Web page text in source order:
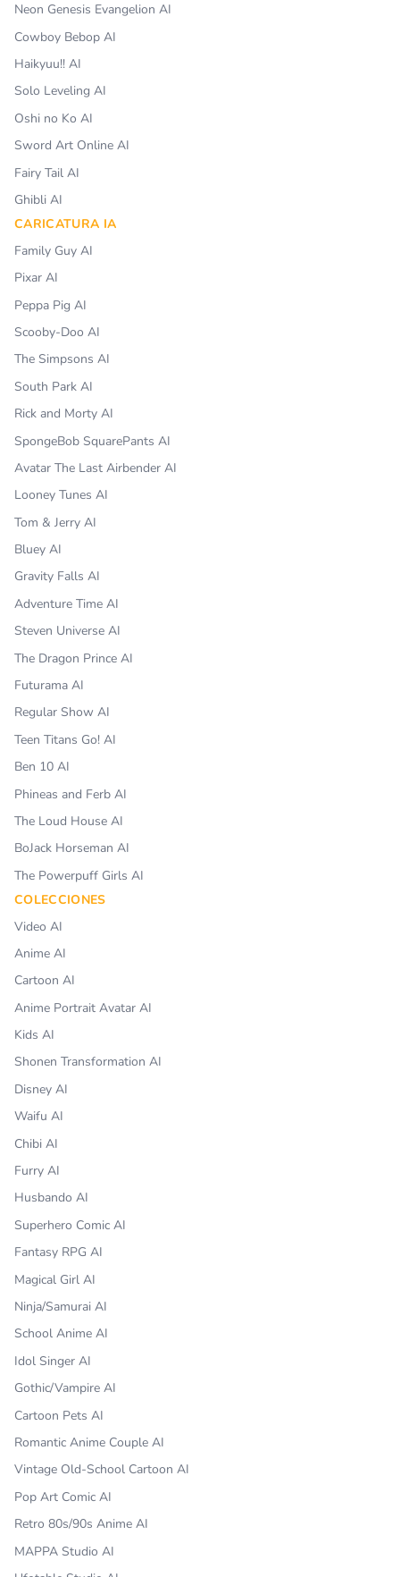
Neon Genesis Evangelion AI
Cowboy Bebop AI
Haikyuu!! AI
Solo Leveling AI
Oshi no Ko AI
Sword Art Online AI
Fairy Tail AI
Ghibli AI
CARICATURA IA
Family Guy AI
Pixar AI
Peppa Pig AI
Scooby-Doo AI
The Simpsons AI
South Park AI
Rick and Morty AI
SpongeBob SquarePants AI
Avatar The Last Airbender AI
Looney Tunes AI
Tom & Jerry AI
Bluey AI
Gravity Falls AI
Adventure Time AI
Steven Universe AI
The Dragon Prince AI
Futurama AI
Regular Show AI
Teen Titans Go! AI
Ben 10 AI
Phineas and Ferb AI
The Loud House AI
BoJack Horseman AI
The Powerpuff Girls AI
COLECCIONES
Video AI
Anime AI
Cartoon AI
Anime Portrait Avatar AI
Kids AI
Shonen Transformation AI
Disney AI
Waifu AI
Chibi AI
Furry AI
Husbando AI
Superhero Comic AI
Fantasy RPG AI
Magical Girl AI
Ninja/Samurai AI
School Anime AI
Idol Singer AI
Gothic/Vampire AI
Cartoon Pets AI
Romantic Anime Couple AI
Vintage Old-School Cartoon AI
Pop Art Comic AI
Retro 80s/90s Anime AI
MAPPA Studio AI